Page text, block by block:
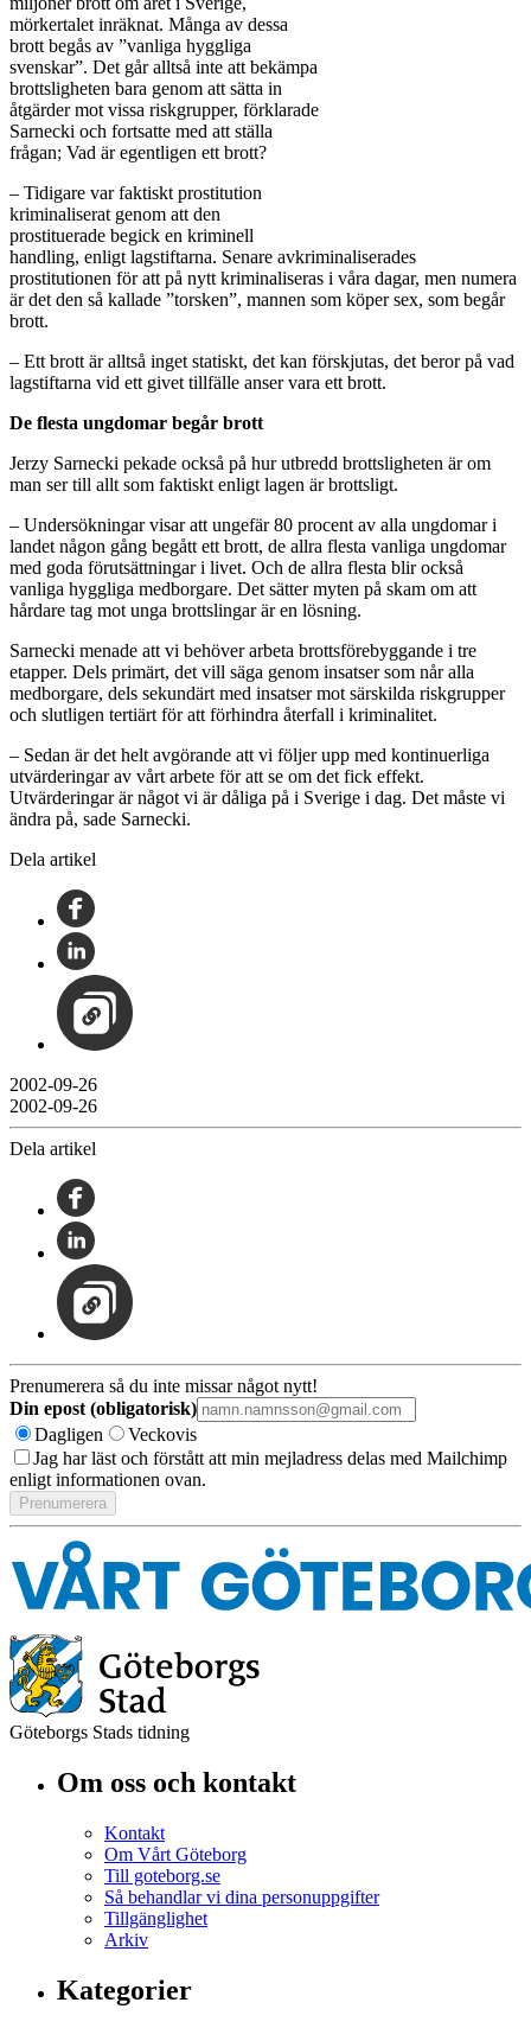
mörkertalet inräknat. Många av dessa
brott begås av ”vanliga hyggliga
svenskar”. Det går alltså inte att bekämpa
brottsligheten bara genom att sätta in
åtgärder mot vissa riskgrupper, förklarade
Sarnecki och fortsatte med att ställa
frågan; Vad är egentligen ett brott?
– Tidigare var faktiskt prostitution
kriminaliserat genom att den
prostituerade begick en kriminell
handling, enligt lagstiftarna. Senare avkriminaliserades
prostitutionen för att på nytt kriminaliseras i våra dagar, men numera
är det den så kallade ”torsken”, mannen som köper sex, som begår
brott.
– Ett brott är alltså inget statiskt, det kan förskjutas, det beror på vad
lagstiftarna vid ett givet tillfälle anser vara ett brott.
De flesta ungdomar begår brott
Jerzy Sarnecki pekade också på hur utbredd brottsligheten är om
man ser till allt som faktiskt enligt lagen är brottsligt.
– Undersökningar visar att ungefär 80 procent av alla ungdomar i
landet någon gång begått ett brott, de allra flesta vanliga ungdomar
med goda förutsättningar i livet. Och de allra flesta blir också
vanliga hyggliga medborgare. Det sätter myten på skam om att
hårdare tag mot unga brottslingar är en lösning.
Sarnecki menade att vi behöver arbeta brottsförebyggande i tre
etapper. Dels primärt, det vill säga genom insatser som når alla
medborgare, dels sekundärt med insatser mot särskilda riskgrupper
och slutligen tertiärt för att förhindra återfall i kriminalitet.
– Sedan är det helt avgörande att vi följer upp med kontinuerliga
utvärderingar av vårt arbete för att se om det fick effekt.
Utvärderingar är något vi är dåliga på i Sverige i dag. Det måste vi
ändra på, sade Sarnecki.
Dela artikel
2002-09-26
2002-09-26
Dela artikel
Prenumerera så du inte missar något nytt!
Din epost (obligatorisk)
Dagligen
Veckovis
Jag har läst och förstått att min mejladress delas med Mailchimp
enligt informationen ovan.
Göteborgs Stads tidning
Om oss och kontakt
Kontakt
Om Vårt Göteborg
Till goteborg.se
Så behandlar vi dina personuppgifter
Tillgänglighet
Arkiv
Kategorier